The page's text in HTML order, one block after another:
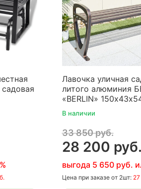
Лавочка уличная
литого алюминия
«BERLIN»
В наличии
33 850 руб.
28 200 руб.
выгода 5 650 руб.
Цена при заказеот 2шт: